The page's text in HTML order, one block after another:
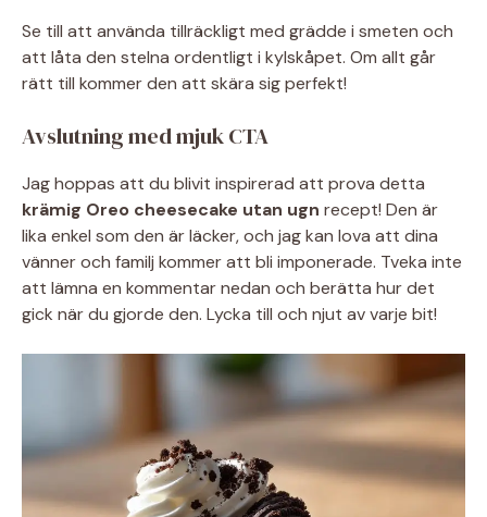
Se till att använda tillräckligt med grädde i smeten och
att låta den stelna ordentligt i kylskåpet. Om allt går
rätt till kommer den att skära sig perfekt!
Avslutning med mjuk CTA
Jag hoppas att du blivit inspirerad att prova detta
krämig Oreo cheesecake utan ugn recept! Den är
lika enkel som den är läcker, och jag kan lova att dina
vänner och familj kommer att bli imponerade. Tveka inte
att lämna en kommentar nedan och berätta hur det
gick när du gjorde den. Lycka till och njut av varje bit!